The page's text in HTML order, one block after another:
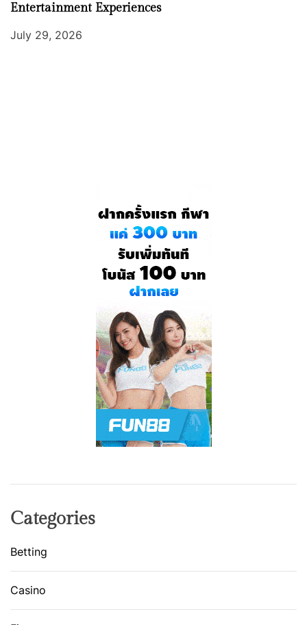
Entertainment Experiences
July 29, 2026
Categories
Betting
Casino